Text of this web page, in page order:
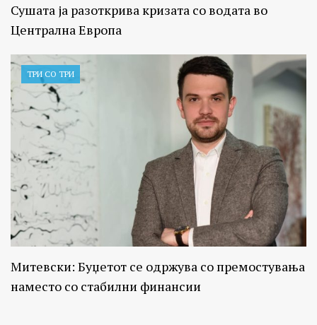
Сушата ја разоткрива кризата со водата во
Централна Европа
ТРИ СО ТРИ
Митевски: Буџетот се одржува со премостувања
наместо со стабилни финансии